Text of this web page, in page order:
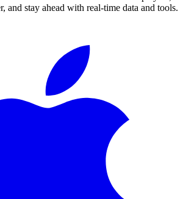
and stay ahead with real-time data and tools.